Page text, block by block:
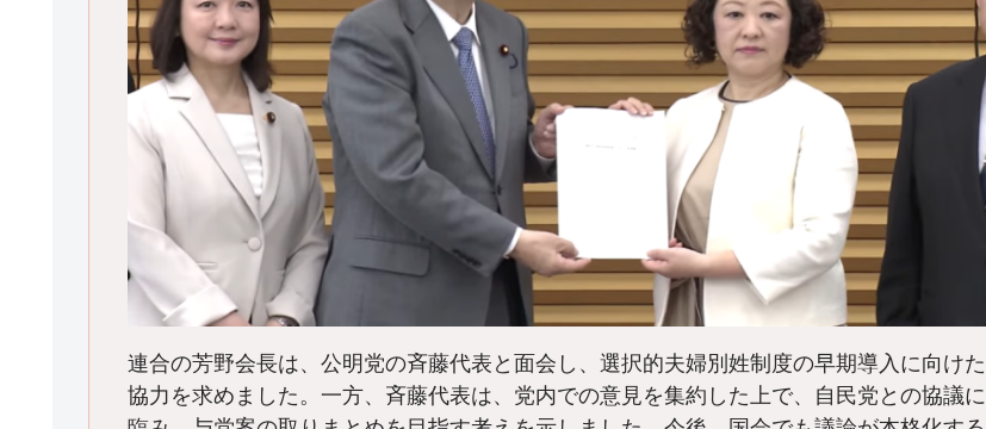
連合の芳野会長は、公明党の斉藤代表と面会し、選択的夫婦別姓制度の早期導入に向けた
協力を求めました。一方、斉藤代表は、党内での意見を集約した上で、自民党との協議に